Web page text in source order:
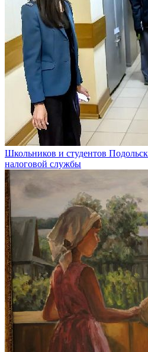
Школьников и студентов
налоговой службы